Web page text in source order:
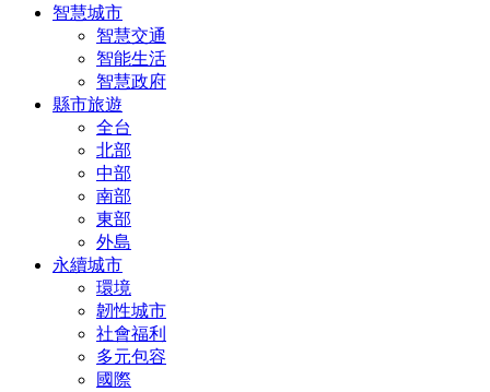
智慧城市
智慧交通
智能生活
智慧政府
縣市旅遊
全台
北部
中部
南部
東部
外島
永續城市
環境
韌性城市
社會福利
多元包容
國際